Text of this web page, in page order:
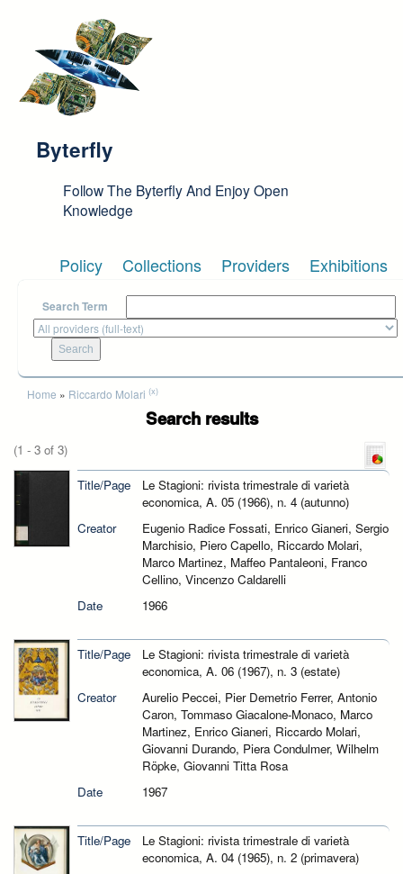
Byterfly
Follow The Byterfly And Enjoy Open
Knowledge
Policy Collections Providers Exhibitions
Search Term
You are here
Home » Riccardo Molari (x)
Search results
(1 - 3 of 3)
Title/Page
Le Stagioni: rivista trimestrale di varietà
economica, A. 05 (1966), n. 4 (autunno)
Creator
Eugenio Radice Fossati, Enrico Gianeri, Sergio
Marchisio, Piero Capello, Riccardo Molari,
Marco Martinez, Maffeo Pantaleoni, Franco
Cellino, Vincenzo Caldarelli
Date
1966
Title/Page
Le Stagioni: rivista trimestrale di varietà
economica, A. 06 (1967), n. 3 (estate)
Creator
Aurelio Peccei, Pier Demetrio Ferrer, Antonio
Caron, Tommaso Giacalone-Monaco, Marco
Martinez, Enrico Gianeri, Riccardo Molari,
Giovanni Durando, Piera Condulmer, Wilhelm
Röpke, Giovanni Titta Rosa
Date
1967
Title/Page
Le Stagioni: rivista trimestrale di varietà
economica, A. 04 (1965), n. 2 (primavera)